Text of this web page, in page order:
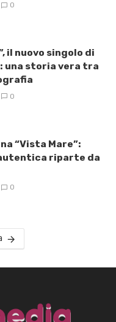
0
il nuovo singolo di
una storia vera tra
0
“Vista Mare”:
riparte da
0